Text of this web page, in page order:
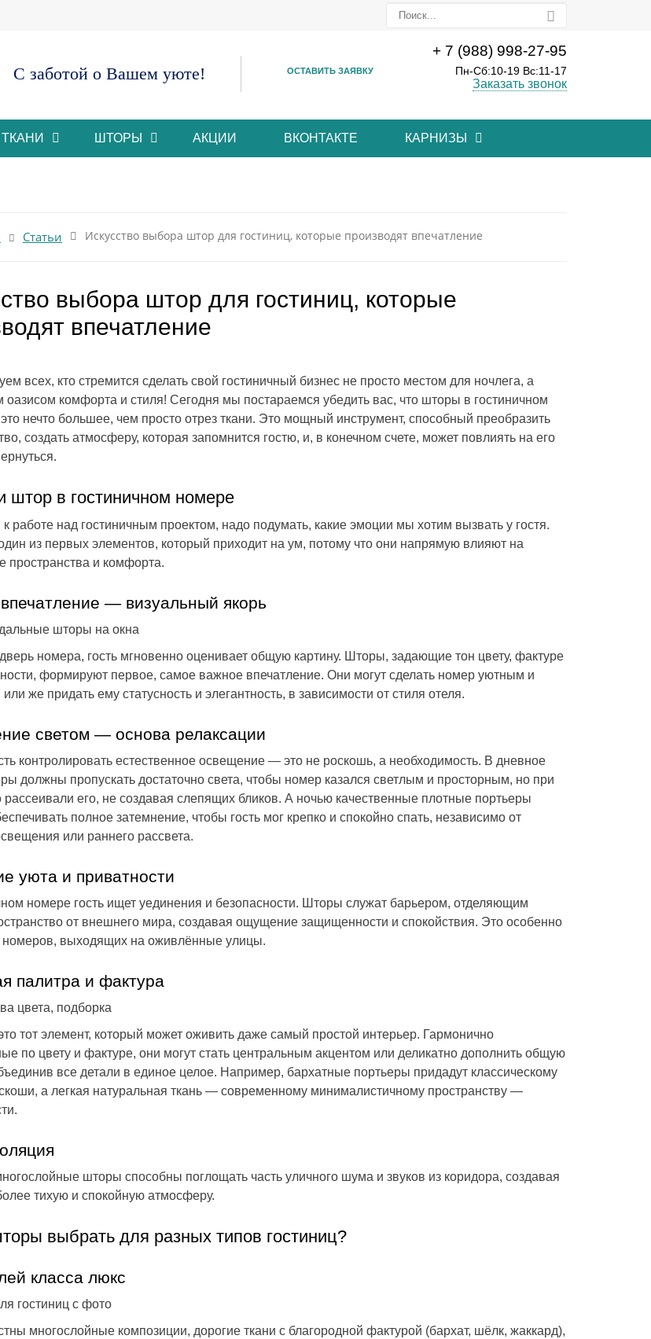
+ 7 (988) 998-27-95
Пн-Сб:10-19 Вс:11-17
Заказать звонок
ОСТАВИТЬ ЗАЯВКУ
С заботой о Вашем уюте!
ТКАНИ ШТОРЫ АКЦИИ ВКОНТАКТЕ КАРНИЗЫ
Статьи Искусство выбора штор для гостиниц, которые производят впечатление
выбора штор для гостиниц, которые
впечатление
всех, кто стремится сделать свой гостиничный бизнес не просто местом для ночлега, а
оазисом комфорта и стиля! Сегодня мы постараемся убедить вас, что шторы в гостиничном
нечто большее, чем просто отрез ткани. Это мощный инструмент, способный преобразить
создать атмосферу, которая запомнится гостю, и, в конечном счете, может повлиять на его
штор в гостиничном номере
к работе над гостиничным проектом, надо подумать, какие эмоции мы хотим вызвать у гостя.
из первых элементов, который приходит на ум, потому что они напрямую влияют на
пространства и комфорта.
— визуальный якорь
номера, гость мгновенно оценивает общую картину. Шторы, задающие тон цвету, фактуре
формируют первое, самое важное впечатление. Они могут сделать номер уютным и
же придать ему статусность и элегантность, в зависимости от стиля отеля.
светом — основа релаксации
контролировать естественное освещение — это не роскошь, а необходимость. В дневное
должны пропускать достаточно света, чтобы номер казался светлым и просторным, но при
рассеивали его, не создавая слепящих бликов. А ночью качественные плотные портьеры
полное затемнение, чтобы гость мог крепко и спокойно спать, независимо от
или раннего рассвета.
уюта и приватности
номере гость ищет уединения и безопасности. Шторы служат барьером, отделяющим
от внешнего мира, создавая ощущение защищенности и спокойствия. Это особенно
номеров, выходящих на оживлённые улицы.
палитра и фактура
тот элемент, который может оживить даже самый простой интерьер. Гармонично
по цвету и фактуре, они могут стать центральным акцентом или деликатно дополнить общую
все детали в единое целое. Например, бархатные портьеры придадут классическому
а легкая натуральная ткань — современному минималистичному пространству —
шторы способны поглощать часть уличного шума и звуков из коридора, создавая
тихую и спокойную атмосферу.
выбрать для разных типов гостиниц?
класса люкс
многослойные композиции, дорогие ткани с благородной фактурой (бархат, шёлк, жаккард),